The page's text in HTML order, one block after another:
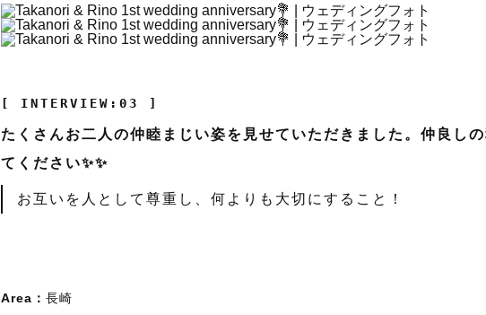
[ INTERVIEW:03 ]
たくさんお二人の仲睦まじい姿を見せていただきました。仲良しの
てください✨✨
お互いを人として尊重し、何よりも大切にすること！
Area： 長崎